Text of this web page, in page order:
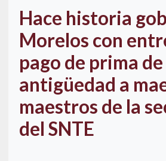
Hace historia
Morelos con
pago de prima de
antigüedad a
maestros de la
del SNTE